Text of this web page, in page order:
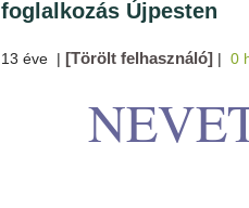
foglalkozás Újpesten
13 éve | [Törölt felhasználó] | 0